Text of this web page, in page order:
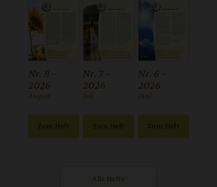
Nr. 8 –
2026
:
August
Zum Heft
Nr. 7 –
2026
:
Juli
Zum Heft
Nr. 6 –
2026
:
Juni
Zum Heft
Alle Hefte